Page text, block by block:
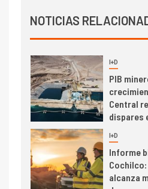
NOTICIAS
2026 cae
3 I+D
PIB
Central
dispares
4 I+D
Informe
alcanza